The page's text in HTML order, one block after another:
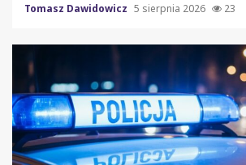
Tomasz Dawidowicz 5 sierpnia 2026 23